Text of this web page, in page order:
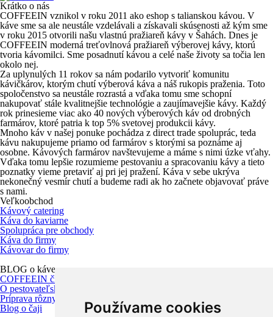
Používame cookies
Krátko o nás
COFFEEIN vznikol v roku 2011 ako eshop s talianskou kávou. V
káve sme sa ale neustále vzdelávali a získavali skúsenosti až kým sme
v roku 2015 otvorili našu vlastnú pražiareň kávy v Šahách. Dnes je
COFFEEIN moderná treťovlnová pražiareň výberovej kávy, ktorú
tvoria kávomilci. Sme posadnutí kávou a celé naše životy sa točia len
okolo nej.
Za uplynulých 11 rokov sa nám podarilo vytvoriť komunitu
kávičkárov, ktorým chutí výberová káva a náš rukopis praženia. Toto
spoločenstvo sa neustále rozrastá a vďaka tomu sme schopní
nakupovať stále kvalitnejšie technológie a zaujímavejšie kávy. Každý
rok prinesieme viac ako 40 nových výberových káv od drobných
farmárov, ktoré patria k top 5% svetovej produkcii kávy.
Mnoho káv v našej ponuke pochádza z direct trade spoluprác, teda
kávu nakupujeme priamo od farmárov s ktorými sa poznáme aj
osobne. Kávových farmárov navštevujeme a máme s nimi úzke vťahy.
Vďaka tomu lepšie rozumieme pestovaniu a spracovaniu kávy a tieto
poznatky vieme pretaviť aj pri jej pražení. Káva v sebe ukrýva
nekonečný vesmír chutí a budeme radi ak ho začnete objavovať práve
s nami.
Veľkoobchod
Kávový catering
Káva do kaviarne
Spolupráca pre obchody
Káva do firmy
Kávovar do firmy
BLOG o káve
COFFEEIN články
O pestovateľských krajinách
Príprava rôznych káv a kávových nápojov
Blog o čaji